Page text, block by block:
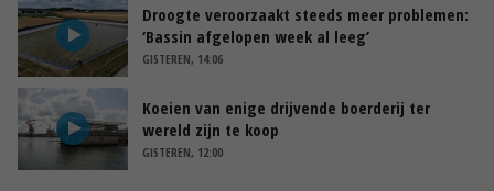
Droogte veroorzaakt steeds meer problemen:
‘Bassin afgelopen week al leeg’
GISTEREN, 14:06
Koeien van enige drijvende boerderij ter
wereld zijn te koop
GISTEREN, 12:00